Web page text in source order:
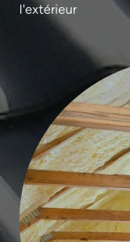
l'extérieur